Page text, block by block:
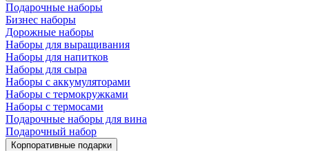
Подарочные наборы
Бизнес наборы
Дорожные наборы
Наборы для выращивания
Наборы для напитков
Наборы для сыра
Наборы с аккумуляторами
Наборы с термокружками
Наборы с термосами
Подарочные наборы для вина
Подарочный набор
Корпоративные подарки